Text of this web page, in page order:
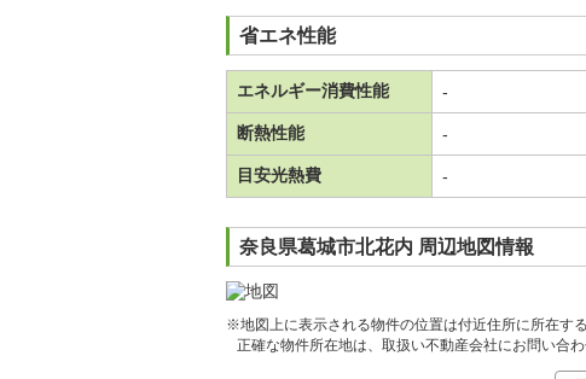
省エネ性能
エネルギー消費性能 -
断熱性能 -
目安光熱費 -
奈良県葛城市北花内 周辺地図情報
※地図上に表示される物件の位置は付近住所に所在す
正確な物件所在地は、取扱い不動産会社にお問い合わ